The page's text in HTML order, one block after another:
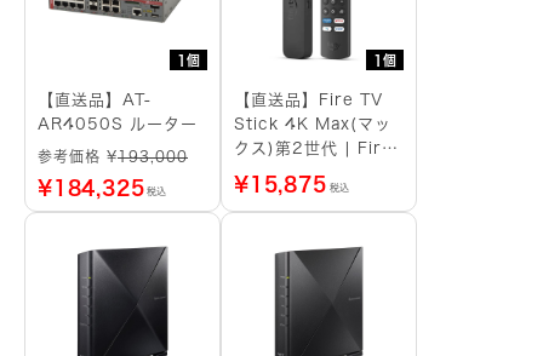
1個
【直送品】AT-
AR4050S ルーター
参考価格 ¥193,000
¥184,325 税込
1個
【直送品】Fire TV
Stick 4K Max(マッ
クス)第2世代 | Fire
TV Stick史上最もパ
ワフル | ストリーミ
¥15,875 税込